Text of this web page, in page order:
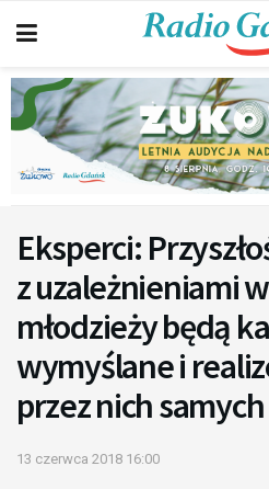
Eksperci:
z uzależnieniami
młodzieży będą
wymyślane i
przez nich samych
13 czerwca 2018 16:00